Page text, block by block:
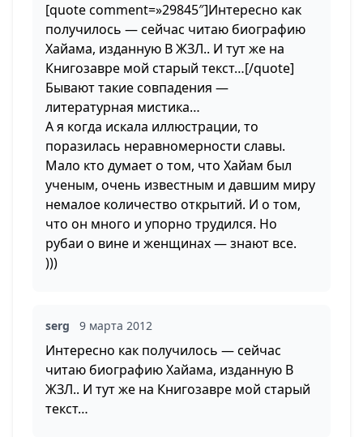
[quote comment=»29845″]Интересно как
получилось — сейчас читаю биографию
Хайама, изданную В ЖЗЛ.. И тут же на
Книгозавре мой старый текст…[/quote]
Бывают такие совпадения —
литературная мистика…
А я когда искала иллюстрации, то
поразилась неравномерности славы.
Мало кто думает о том, что Хайам был
ученым, очень известным и давшим миру
немалое количество открытий. И о том,
что он много и упорно трудился. Но
рубаи о вине и женщинах — знают все.
)))
serg 9 марта 2012
Интересно как получилось — сейчас
читаю биографию Хайама, изданную В
ЖЗЛ.. И тут же на Книгозавре мой старый
текст…